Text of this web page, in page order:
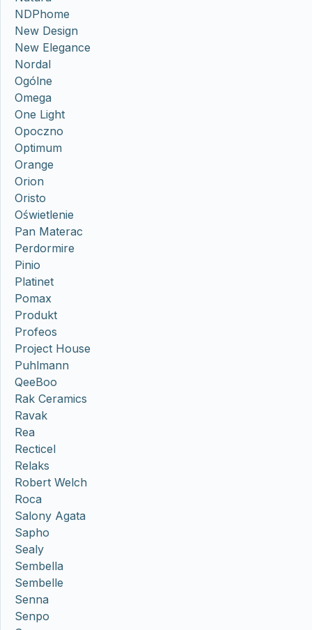
NDPhome
New Design
New Elegance
Nordal
Ogólne
Omega
One Light
Opoczno
Optimum
Orange
Orion
Oristo
Oświetlenie
Pan Materac
Perdormire
Pinio
Platinet
Pomax
Produkt
Profeos
Project House
Puhlmann
QeeBoo
Rak Ceramics
Ravak
Rea
Recticel
Relaks
Robert Welch
Roca
Salony Agata
Sapho
Sealy
Sembella
Sembelle
Senna
Senpo